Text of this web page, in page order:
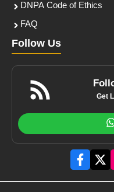
DNPA Code of Ethics
FAQ
Follow Us
Get